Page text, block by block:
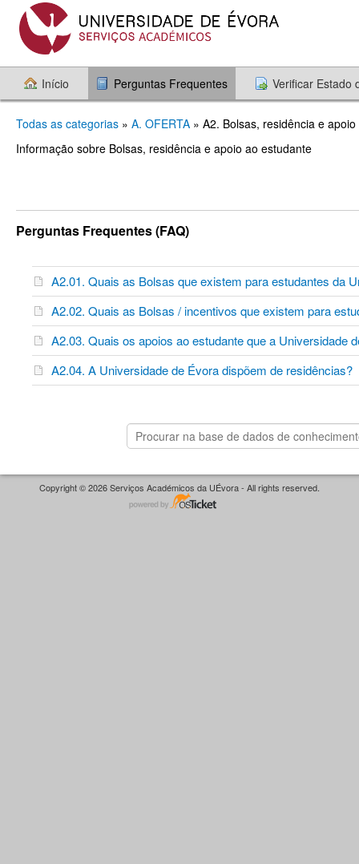
Início Perguntas Frequentes Verificar Estado
Todas as categorias » A. OFERTA » A2. Bolsas, residência e
Informação sobre Bolsas, residência e apoio ao estudante
Perguntas Frequentes (FAQ)
A2.01. Quais as Bolsas que existem para estudantes da
A2.02. Quais as Bolsas / incentivos que existem para
A2.03. Quais os apoios ao estudante que a Universidade
A2.04. A Universidade de Évora dispõem de residências?
Copyright © 2026 Serviços Académicos da UÉvora - All rights reserved.